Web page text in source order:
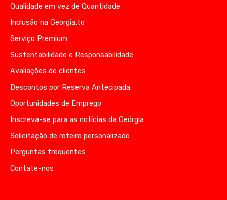
Qualidade em vez de Quantidade
Inclusão na Georgia.to
Serviço Premium
Sustentabilidade e Responsabilidade
Avaliações de clientes
Descontos por Reserva Antecipada
Oportunidades de Emprego
Inscreva-se para as notícias da Geórgia
Solicitação de roteiro personalizado
Perguntas frequentes
Contate-nos